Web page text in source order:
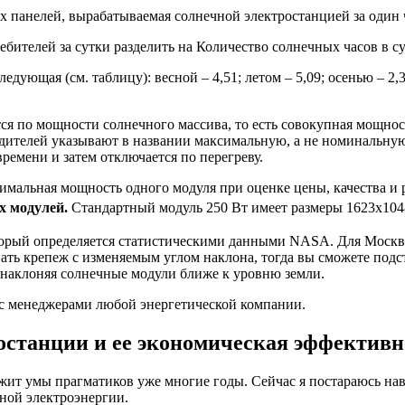
вырабатываемая солнечной электростанцией за один
за сутки разделить на Количество солнечных часов в
(см. таблицу): весной – 4,51; летом – 5,09; осенью –
по мощности солнечного массива, то есть совокупная
указывают в названии максимальную, а не
и затем отключается по перегреву.
мощность одного модуля при оценке цены, качества и
модулей. Стандартный модуль 250 Вт имеет размеры
определяется статистическими данными NASA. Для
крепеж с изменяемым углом наклона, тогда вы сможете
солнечные модули ближе к уровню земли.
менеджерами любой энергетической компании.
и ее экономическая
умы прагматиков уже многие годы. Сейчас я постараюсь
электроэнергии.